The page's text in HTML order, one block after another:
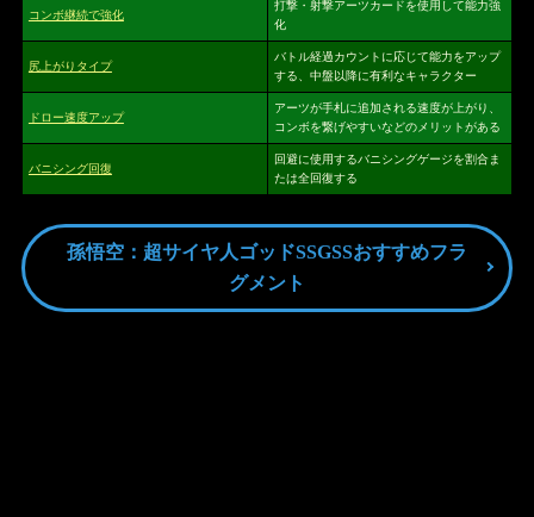
コンボ継続で強化
打撃・射撃アーツカードを使用して能力強
化
尻上がりタイプ
バトル経過カウントに応じて能力をアップ
する、中盤以降に有利なキャラクター
ドロー速度アップ
アーツが手札に追加される速度が上がり、
コンボを繋げやすいなどのメリットがある
バニシング回復
回避に使用するバニシングゲージを割合ま
たは全回復する
孫悟空：超サイヤ人ゴッドSSGSSおすすめフラ
グメント